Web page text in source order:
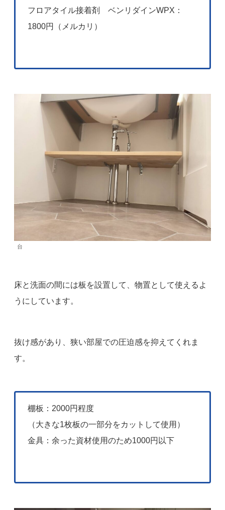
フロアタイル接着剤 ベンリダインWPX：
1800円（メルカリ）
台
床と洗面の間には板を設置して、物置として使えるよ
うにしています。
抜け感があり、狭い部屋での圧迫感を抑えてくれま
す。
棚板：2000円程度
（大きな1枚板の一部分をカットして使用）
金具：余った資材使用のため1000円以下